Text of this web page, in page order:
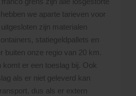
we aparte tarieven voor
zijn materialen
statiegeldpallets en
buiten onze regio van 20 km.
komt er een toeslag bij. Ook
als er niet geleverd kan
dus als er extern